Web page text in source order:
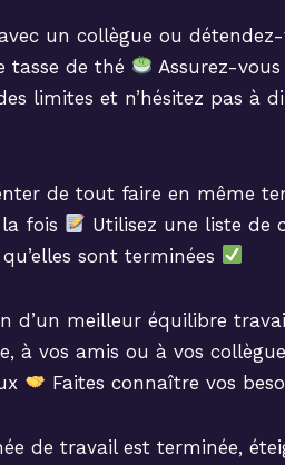
un collègue ou
tasse de thé
Assurez-
limites et n’hésitez pas à
de tout faire en même
fois
Utilisez une liste de
sont terminées
d’un meilleur équilibre
à vos amis ou à vos
Faites connaître vos
de travail est terminée,